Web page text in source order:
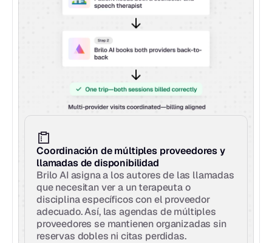
Coordinación de múltiples proveedores y
llamadas de disponibilidad
Brilo AI asigna a los autores de las llamadas
que necesitan ver a un terapeuta o
disciplina específicos con el proveedor
adecuado. Así, las agendas de múltiples
proveedores se mantienen organizadas sin
reservas dobles ni citas perdidas.